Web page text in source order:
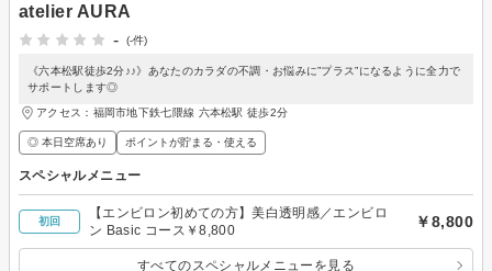
atelier AURA
-
(-件)
《六本松駅徒歩2分♪♪》あなたのカラダの不調・お悩みに”プラス”になるように全力で
サポートします◎
アクセス：福岡市地下鉄七隈線 六本松駅 徒歩2分
◎ 本日空席あり ポイントが貯まる・使える
スペシャルメニュー
初回
【エンビロン初めての方】美白透明感／エンビロ
ン Basic コース￥8,800
￥8,800
すべてのスペシャルメニューを見る